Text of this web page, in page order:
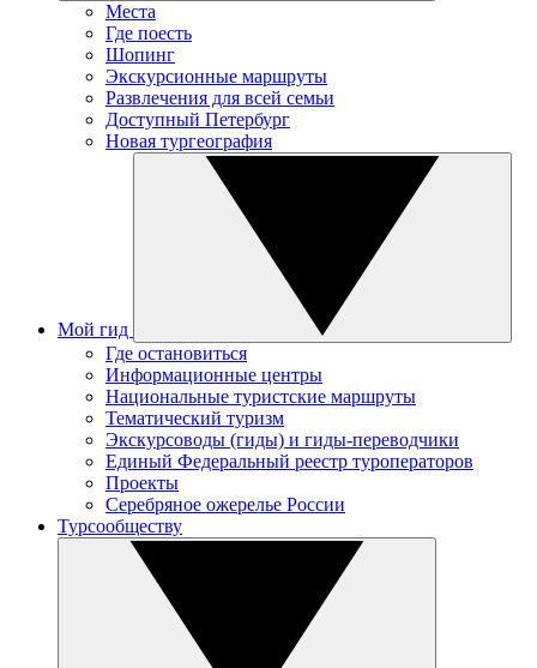
Места
Где поесть
Шопинг
Экскурсионные маршруты
Развлечения для всей семьи
Доступный Петербург
Новая тургеография
Мой гид
Где остановиться
Информационные центры
Национальные туристские маршруты
Тематический туризм
Экскурсоводы (гиды) и гиды-переводчики
Единый Федеральный реестр туроператоров
Проекты
Серебряное ожерелье России
Турсообществу